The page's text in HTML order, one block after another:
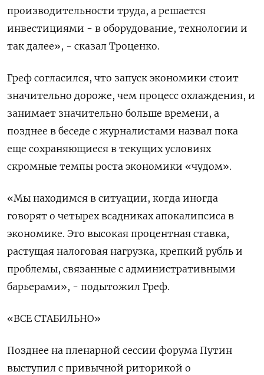
производительности труда, а решается
инвестициями - в оборудование, технологии и
так далее», - сказал Троценко.
Греф согласился, что запуск экономики стоит
значительно дороже, чем процесс охлаждения, и
занимает значительно больше времени, а
позднее в беседе с журналистами назвал пока
еще сохраняющиеся в текущих условиях
скромные темпы роста экономики «чудом».
«Мы находимся в ситуации, когда иногда
говорят о четырех всадниках апокалипсиса в
экономике. Это высокая процентная ставка,
растущая налоговая нагрузка, крепкий рубль и
проблемы, связанные с административными
барьерами», - подытожил Греф.
«ВСЕ СТАБИЛЬНО»
Позднее на пленарной сессии форума Путин
выступил с привычной риторикой о